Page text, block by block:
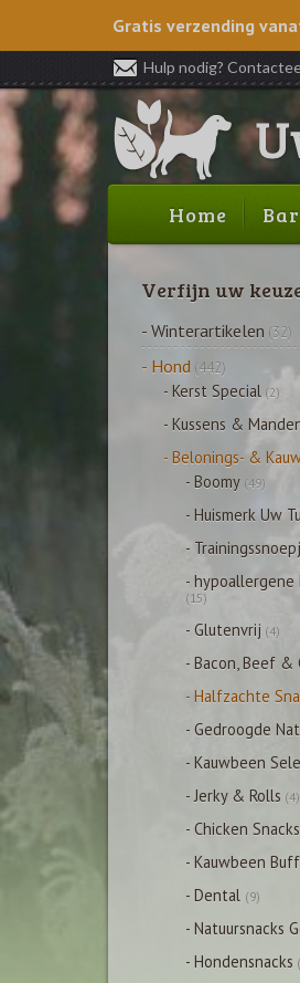
Gratis verzending
Hulp nodig?
Home
Verfijn uw
- Winterartikelen (32)
- Hond (442)
- Kerst Special (2)
- Kussens &
- Belonings- &
- Boomy (49)
- Huismerk Uw
-
- hypoallergene
(15)
- Glutenvrij (4)
- Bacon, Beef &
- Halfzachte
- Gedroogde
- Kauwbeen
- Jerky & Rolls (4)
- Chicken Snacks
- Kauwbeen
- Dental (9)
- Natuursnacks
- Hondensnacks